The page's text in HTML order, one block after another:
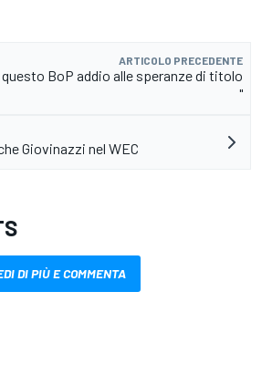
ARTICOLO PRECEDENTE
BoP addio alle speranze di titolo
"
Giovinazzi nel WEC
DI PIÙ E COMMENTA